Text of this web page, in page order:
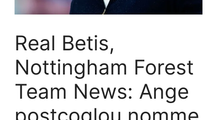
Real Betis,
Nottingham Forest
Team News: Ange